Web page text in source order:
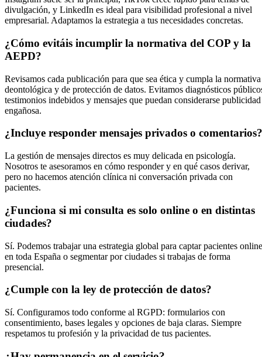
divulgación, y LinkedIn es ideal para visibilidad profesional a nivel
empresarial. Adaptamos la estrategia a tus necesidades concretas.
¿Cómo evitáis incumplir la normativa del COP y la
AEPD?
Revisamos cada publicación para que sea ética y cumpla la normativa
deontológica y de protección de datos. Evitamos diagnósticos
testimonios indebidos y mensajes que puedan considerarse publicidad
engañosa.
¿Incluye responder mensajes privados o comentarios?
La gestión de mensajes directos es muy delicada en psicología.
Nosotros te asesoramos en cómo responder y en qué casos derivar,
pero no hacemos atención clínica ni conversación privada con
pacientes.
¿Funciona si mi consulta es solo online o en distintas
ciudades?
Sí. Podemos trabajar una estrategia global para captar pacientes online
en toda España o segmentar por ciudades si trabajas de forma
presencial.
¿Cumple con la ley de protección de datos?
Sí. Configuramos todo conforme al RGPD: formularios con
consentimiento, bases legales y opciones de baja claras. Siempre
respetamos tu profesión y la privacidad de tus pacientes.